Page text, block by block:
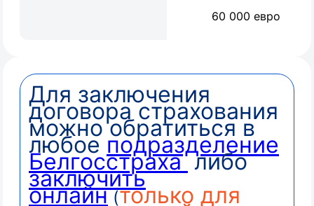
60 000 евро
Для заключения
договора страхования
можно обратиться в
любое подразделение
Белгосстрахалибо
заключить
онлайн (только для